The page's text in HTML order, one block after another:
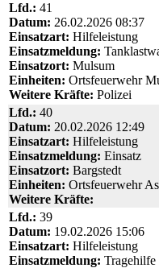
Lfd.: 41
Datum: 26.02.2026 08:37
Einsatzart: Hilfeleistung
Einsatzmeldung:
Einsatzort: Mulsum
Einheiten: Ortsfeuerwehr
Weitere Kräfte: Polizei
Lfd.: 40
Datum: 20.02.2026 12:49
Einsatzart: Hilfeleistung
Einsatzmeldung: Einsatz
Einsatzort: Bargstedt
Einheiten: Ortsfeuerwehr
Weitere Kräfte:
Lfd.: 39
Datum: 19.02.2026 15:06
Einsatzart: Hilfeleistung
Einsatzmeldung: Tragehilfe